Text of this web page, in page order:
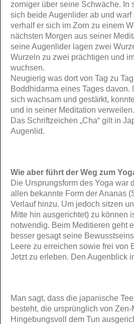
zorniger über seine Schwäche. In
sich beide Augenlider ab und
verhalf er sich im Zorn zu einem
nächsten Morgen aus seiner
seine Augenlider lagen zwei
Wurzeln zu zwei prächtigen und
wuchsen.
Neugierig was dort von Tag zu
Boddhidarma eines Tages
sich wachsam und gestärkt,
und in seiner Meditation verweilen.
Das Schriftzeichen „Cha“ gilt in
Augenlid.
Wie aber führt der Weg zum
Die Ursprungsform des Yoga war
allen bekannte Form der Ananas
Verlauf hinzu. Um jedoch sitzen
Mitte hin ausgerichtet) zu können
notwendig. Beim Meditieren geht
besser gesagt seine
Leere zu erreichen sowie frei von
Jetzt zu erleben. Den Augenblick
Man sagt, dass die japanische
besteht, die ursprünglich von
Hingebungsvoll dem Tun